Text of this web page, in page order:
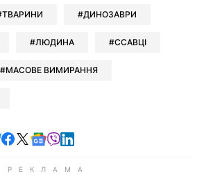
ТВАРИНИ ДИНОЗАВРИ
ЛЮДИНА ССАВЦІ
МАСОВЕ ВИМИРАННЯ
Читайте у Telegram
Читайте у Facebook
Читайте у X
Читайте у Google news
Читайте у Viber
Читайте у LinkedIn